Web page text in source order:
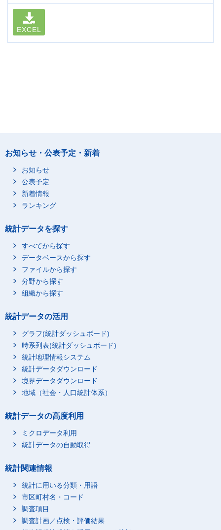
EXCEL
お知らせ・公表予定・新着
お知らせ
公表予定
新着情報
ランキング
統計データを探す
すべてから探す
データベースから探す
ファイルから探す
分野から探す
組織から探す
統計データの活用
グラフ(統計ダッシュボード)
時系列表(統計ダッシュボード)
統計地理情報システム
統計データダウンロード
境界データダウンロード
地域（社会・人口統計体系）
統計データの高度利用
ミクロデータ利用
統計データの自動取得
統計関連情報
統計に用いる分類・用語
市区町村名・コード
調査項目
調査計画／点検・評価結果